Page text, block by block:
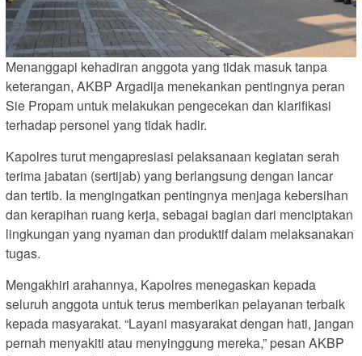
Menanggapi kehadiran anggota yang tidak masuk tanpa
keterangan, AKBP Argadija menekankan pentingnya peran
Sie Propam untuk melakukan pengecekan dan klarifikasi
terhadap personel yang tidak hadir.
Kapolres turut mengapresiasi pelaksanaan kegiatan serah
terima jabatan (sertijab) yang berlangsung dengan lancar
dan tertib. Ia mengingatkan pentingnya menjaga kebersihan
dan kerapihan ruang kerja, sebagai bagian dari menciptakan
lingkungan yang nyaman dan produktif dalam melaksanakan
tugas.
Mengakhiri arahannya, Kapolres menegaskan kepada
seluruh anggota untuk terus memberikan pelayanan terbaik
kepada masyarakat. “Layani masyarakat dengan hati, jangan
pernah menyakiti atau menyinggung mereka,” pesan AKBP